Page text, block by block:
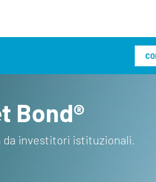
Bond®
da investitori istituzionali.